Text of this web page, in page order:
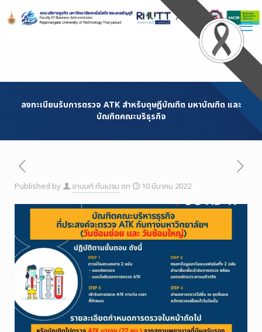
Content
ลงทะเบียนรับการตรวจ ATK สำหรับดุษฎีบัณฑิต มหาบัณฑิต และ
บัณฑิตคณะบริธุรกิจ
Published by อานนท์ ทับเปรม on 10 มีนาคม 2022